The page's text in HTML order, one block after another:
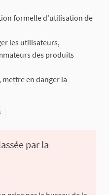
formelle d'utilisation de
les utilisateurs,
des produits
en danger la
par la